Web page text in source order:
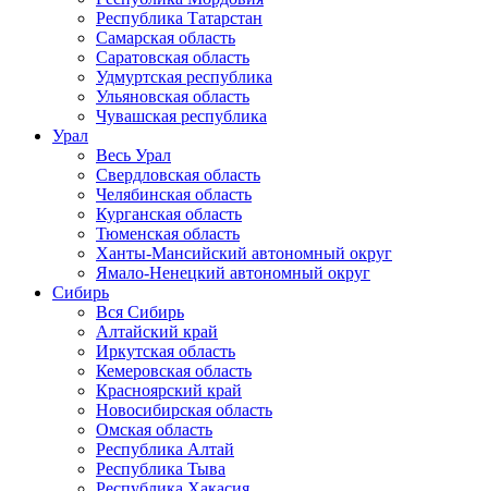
Республика Татарстан
Самарская область
Саратовская область
Удмуртская республика
Ульяновская область
Чувашская республика
Урал
Весь Урал
Свердловская область
Челябинская область
Курганская область
Тюменская область
Ханты-Мансийский автономный округ
Ямало-Ненецкий автономный округ
Сибирь
Вся Сибирь
Алтайский край
Иркутская область
Кемеровская область
Красноярский край
Новосибирская область
Омская область
Республика Алтай
Республика Тыва